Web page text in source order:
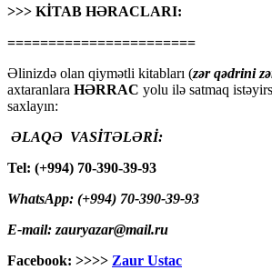
>>> KİTAB HƏRACLARI:
=======================
Əlinizdə olan qiymətli kitabları (zər qədrini
axtaranlara HƏRRAC yolu ilə satmaq
saxlayın:
ƏLAQƏ VASİTƏLƏRİ:
Tel: (+994) 70-390-39-93
WhatsApp: (+994) 70-390-39-93
E-mail: zauryazar@mail.ru
Facebook: >>>> Zaur Ustac